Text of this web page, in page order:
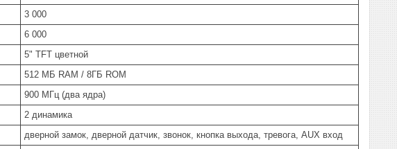
3 000
6 000
5" TFT цветной
512 МБ RAM / 8ГБ ROM
900 MГц (два ядра)
2 динамика
дверной замок, дверной датчик, звонок, кнопка выхода, тревога, AUX вход